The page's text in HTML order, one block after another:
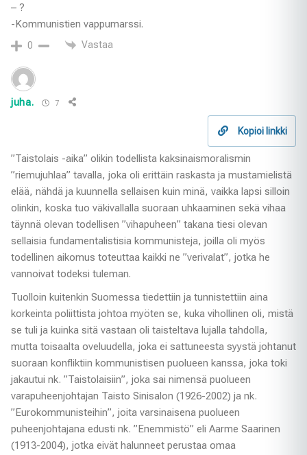
– ?
-Kommunistien vappumarssi.
0 Vastaa
juha. 7
Kopioi linkki
”Taistolais -aika” olikin todellista kaksinaismoralismin
”riemujuhlaa” tavalla, joka oli erittäin raskasta ja mustamielistä
elää, nähdä ja kuunnella sellaisen kuin minä, vaikka lapsi silloin
olinkin, koska tuo väkivallalla suoraan uhkaaminen sekä vihaa
täynnä olevan todellisen ”vihapuheen” takana tiesi olevan
sellaisia fundamentalistisia kommunisteja, joilla oli myös
todellinen aikomus toteuttaa kaikki ne ”verivalat”, jotka he
vannoivat todeksi tuleman.
Tuolloin kuitenkin Suomessa tiedettiin ja tunnistettiin aina
korkeinta poliittista johtoa myöten se, kuka vihollinen oli, mistä
se tuli ja kuinka sitä vastaan oli taisteltava lujalla tahdolla,
mutta toisaalta oveluudella, joka ei sattuneesta syystä johtanut
suoraan konfliktiin kommunistisen puolueen kanssa, joka toki
jakautui nk. ”Taistolaisiin”, joka sai nimensä puolueen
varapuheenjohtajan Taisto Sinisalon (1926-2002) ja nk.
”Eurokommunisteihin”, joita varsinaisena puolueen
puheenjohtajana edusti nk. ”Enemmistö” eli Aarme Saarinen
(1913-2004), jotka eivät halunneet perustaa omaa